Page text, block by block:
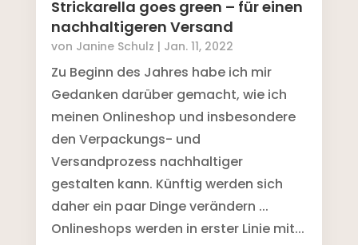
Strickarella goes green – für einen
nachhaltigeren Versand
von Janine Schulz | Jan. 11, 2022
Zu Beginn des Jahres habe ich mir
Gedanken darüber gemacht, wie ich
meinen Onlineshop und insbesondere
den Verpackungs- und
Versandprozess nachhaltiger
gestalten kann. Künftig werden sich
daher ein paar Dinge verändern ...
Onlineshops werden in erster Linie mit...